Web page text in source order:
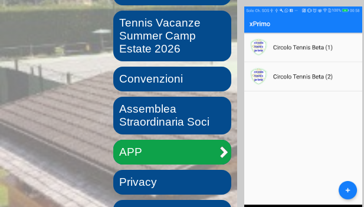
Tennis Vacanze
Summer Camp
Estate 2026
Convenzioni
Assemblea
Straordinaria Soci
APP
Privacy